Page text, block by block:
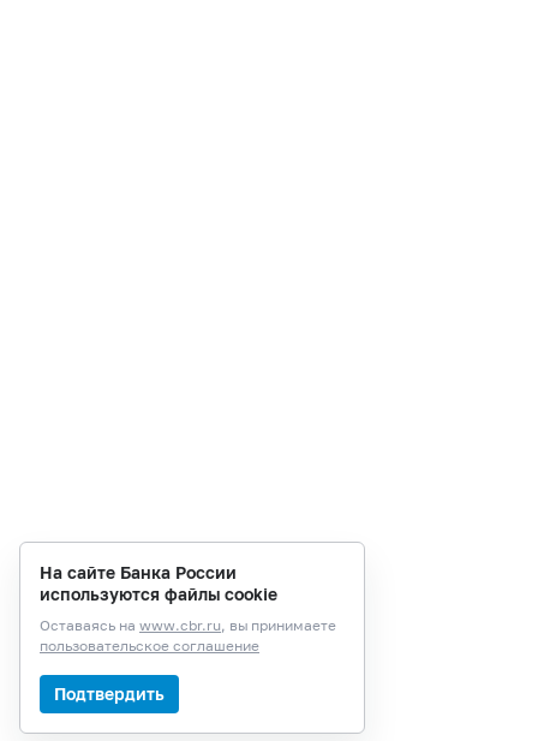
На сайте Банка России
используются файлы cookie
Оставаясь на www.cbr.ru, вы принимаете
пользовательское соглашение
Подтвердить